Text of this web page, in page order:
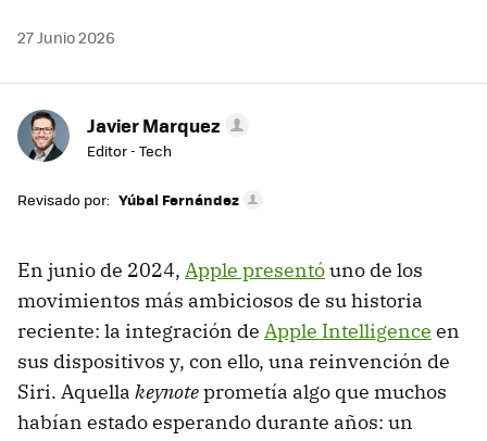
27 Junio 2026
Javier Marquez
Editor - Tech
Revisado por: Yúbal Fernández
En junio de 2024, Apple presentóuno de los
movimientos más ambiciosos de su historia
reciente: la integración de Apple Intelligence en
sus dispositivos y, con ello, una reinvención de
Siri. Aquella keynoteprometía algo que muchos
habían estado esperando durante años: un